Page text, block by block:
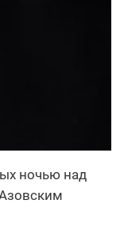
ночью над